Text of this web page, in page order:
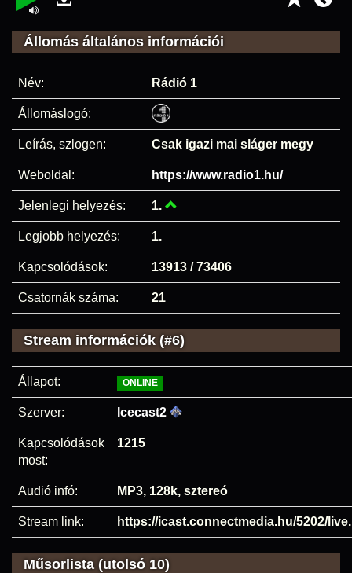
Állomás általános információi
Név: Rádió 1
Állomáslogó:
Leírás, szlogen: Csak igazi mai sláger megy
Weboldal: https://www.radio1.hu/
Jelenlegi helyezés: 1.
Legjobb helyezés: 1.
Kapcsolódások: 13913 / 73406
Csatornák száma: 21
Stream információk (#6)
Állapot: ONLINE
Szerver: Icecast2
Kapcsolódások
most:
1215
Audió infó: MP3, 128k, sztereó
Stream link: https://icast.connectmedia.hu/5202/
Műsorlista (utolsó 10)